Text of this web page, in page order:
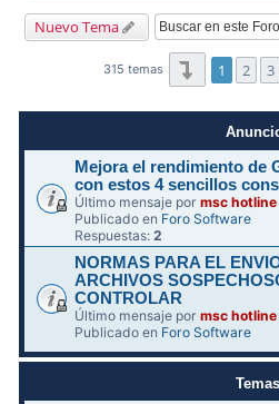
Nuevo Tema
315 temas Página1de
1 2 3
Mejora el rendimiento de
con estos 4 sencillos
Último mensaje pormsc
Publicado en Foro Software
Respuestas:2
NORMAS PARA EL
ARCHIVOS
CONTROLAR
Último mensaje pormsc
Publicado en Foro Software
Temas